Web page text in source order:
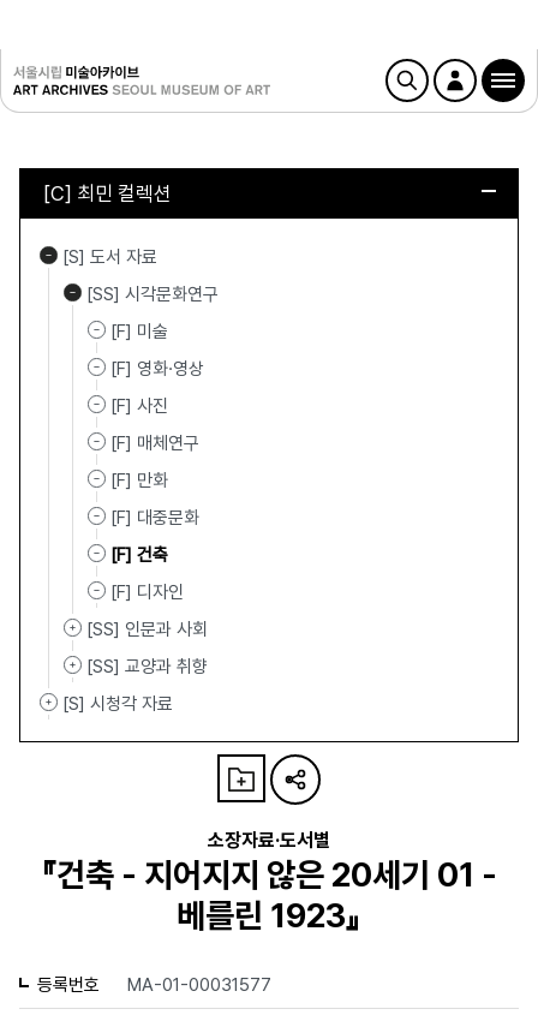
[C] 최민 컬렉션
[S] 도서 자료
[SS] 시각문화연구
[F] 미술
[F] 영화·영상
[F] 사진
[F] 매체연구
[F] 만화
[F] 대중문화
[F] 건축
[F] 디자인
[SS] 인문과 사회
[SS] 교양과 취향
[S] 시청각 자료
소장자료·도서별
『건축 - 지어지지 않은 20세기 01 -
베를린 1923』
등록번호 MA-01-00031577